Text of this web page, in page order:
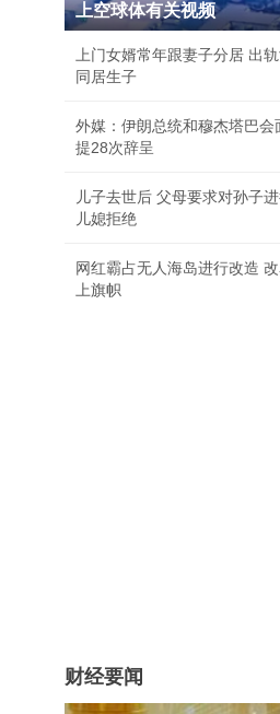
上空球体有关视频
上门女婿常年跟妻子分居 出
同居生子
外媒：伊朗总统和穆杰塔巴会
提28次辞呈
儿子去世后 父母要求对孙子
儿媳拒绝
网红霸占无人海岛进行改造
上旗帜
财经要闻